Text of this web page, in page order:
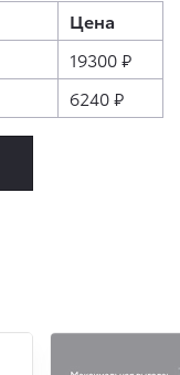
Цена
19300 ₽
6240 ₽